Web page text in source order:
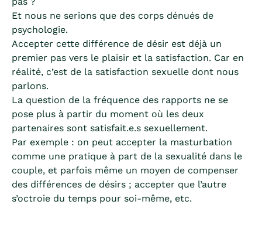
Et nous ne serions que des corps dénués de
psychologie.
Accepter cette différence de désir est déjà un
premier pas vers le plaisir et la satisfaction. Car en
réalité, c’est de la satisfaction sexuelle dont nous
parlons.
La question de la fréquence des rapports ne se
pose plus à partir du moment où les deux
partenaires sont satisfait.e.s sexuellement.
Par exemple : on peut accepter la masturbation
comme une pratique à part de la sexualité dans le
couple, et parfois même un moyen de compenser
des différences de désirs ; accepter que l’autre
s’octroie du temps pour soi-même, etc.